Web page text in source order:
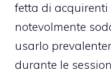
fetta di acquirenti
notevolmente
usarlo
durante le